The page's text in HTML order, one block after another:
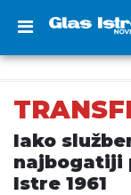
Iako
najbogatiji
Istre 1961